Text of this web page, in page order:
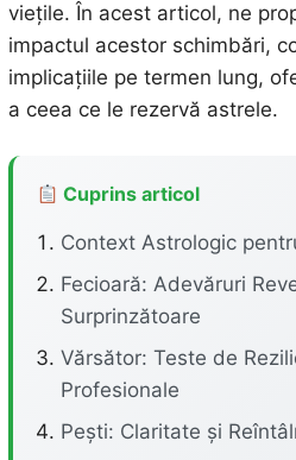
viețile. În acest articol, ne
impactul acestor schimbări,
implicațiile pe termen lung,
a ceea ce le rezervă astrele.
Cuprins articol
Context Astrologic
Fecioară: Adevăruri
Surprinzătoare
Vărsător: Teste de
Profesionale
Pești: Claritate și